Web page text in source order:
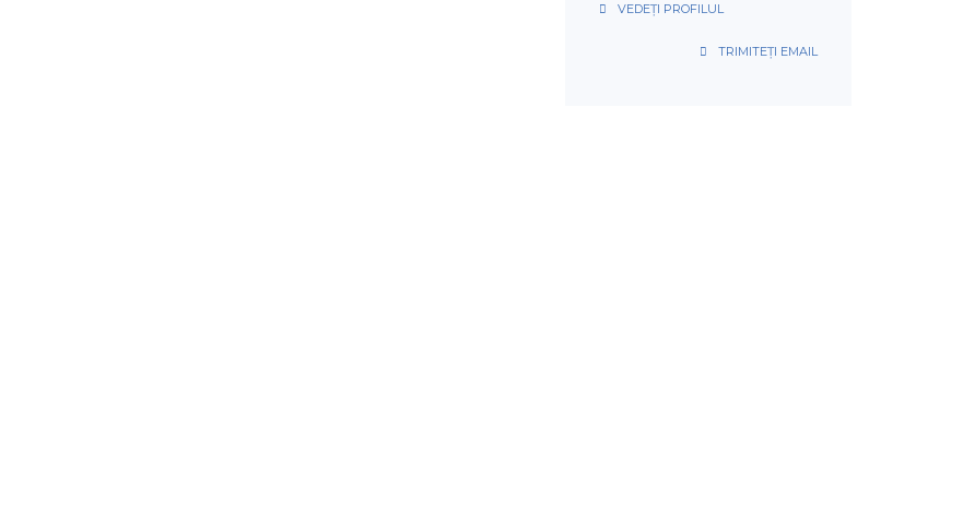
VEDEȚI PROFILUL
TRIMITEȚI EMAIL